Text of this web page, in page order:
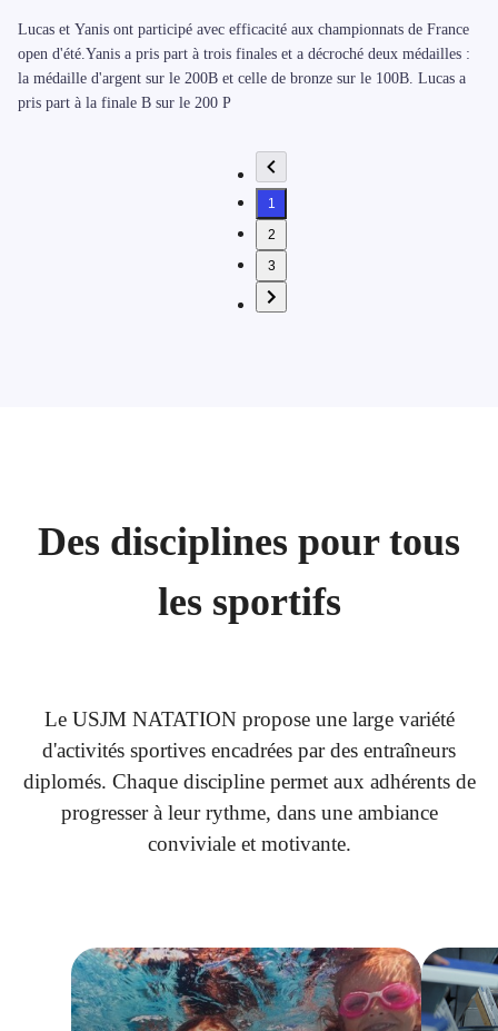
Lucas et Yanis ont participé avec efficacité aux championnats de France
open d'été.Yanis a pris part à trois finales et a décroché deux médailles :
la médaille d'argent sur le 200B et celle de bronze sur le 100B. Lucas a
pris part à la finale B sur le 200 P
1
2
3
Des disciplines pour tous
les sportifs
Le USJM NATATION propose une large variété
d'activités sportives encadrées par des entraîneurs
diplomés. Chaque discipline permet aux adhérents de
progresser à leur rythme, dans une ambiance
conviviale et motivante.